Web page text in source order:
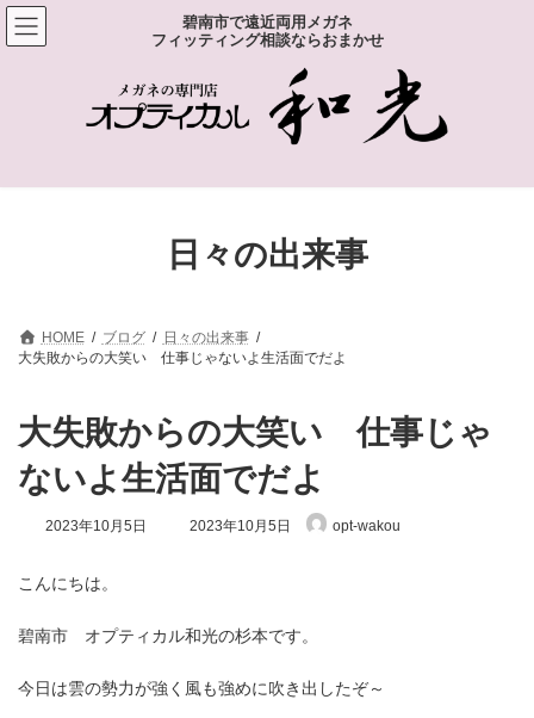
コ
ン
テ
ナ
ビ
ゲ
碧南市で遠近両用メガネ
フィッティング相談ならおまかせ
日々の出来事
HOME ブログ
日々の出来事
大失敗からの大笑い 仕事じゃないよ生活面でだよ
大失敗からの大笑い 仕事じゃ
ないよ生活面でだよ
2023年10月5日
最
:
2023年10月5日 opt-wakou
こんにちは。
碧南市 オプティカル和光の杉本です。
今日は雲の勢力が強く風も強めに吹き出したぞ～